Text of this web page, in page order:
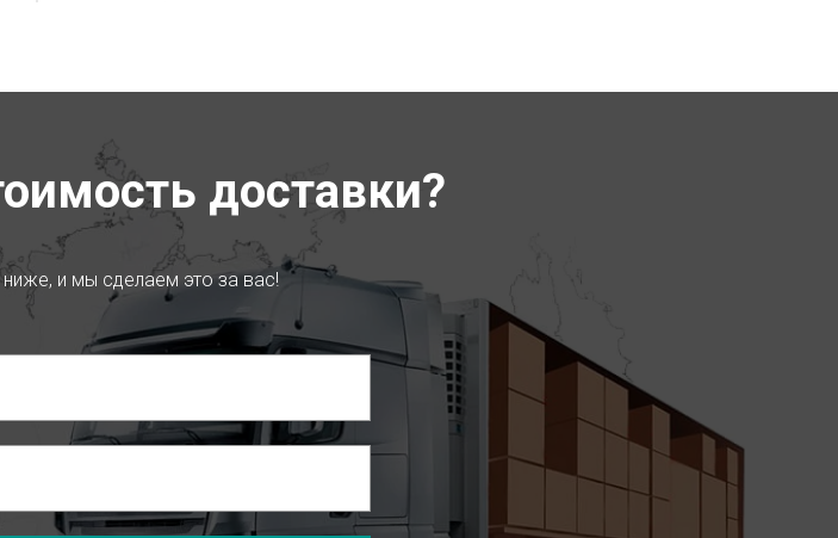
доставки?
и мы сделаем это за вас!